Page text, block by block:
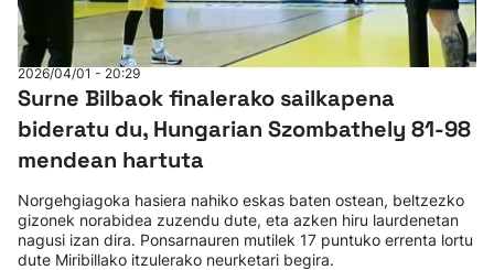
2026/04/01 - 20:29
Surne Bilbaok finalerako sailkapena
bideratu du, Hungarian Szombathely 81-98
mendean hartuta
Norgehgiagoka hasiera nahiko eskas baten ostean, beltzezko
gizonek norabidea zuzendu dute, eta azken hiru laurdenetan
nagusi izan dira. Ponsarnauren mutilek 17 puntuko errenta lortu
dute Miribillako itzulerako neurketari begira.